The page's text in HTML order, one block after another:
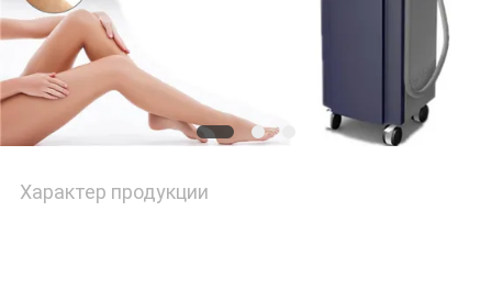
Характер продукции